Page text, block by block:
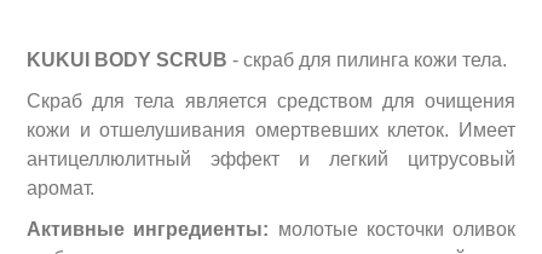
KUKUI BODY SCRUB - скраб для пилинга кожи тела.
Скраб для тела является средством для очищения
кожи и отшелушивания омертвевших клеток. Имеет
антицеллюлитный эффект и легкий цитрусовый
аромат.
Активные ингредиенты: молотые косточки оливок